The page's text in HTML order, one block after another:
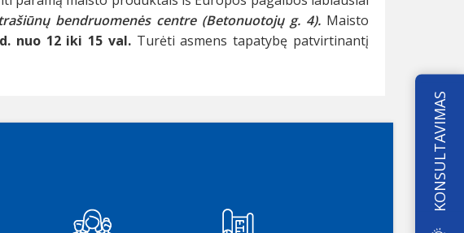
bendruomenės centre (Betonuotojų g. 4).Maisto
nuo 12 iki 15 val.Turėti asmens tapatybę patvirtinantį
KONSULTAVIMAS